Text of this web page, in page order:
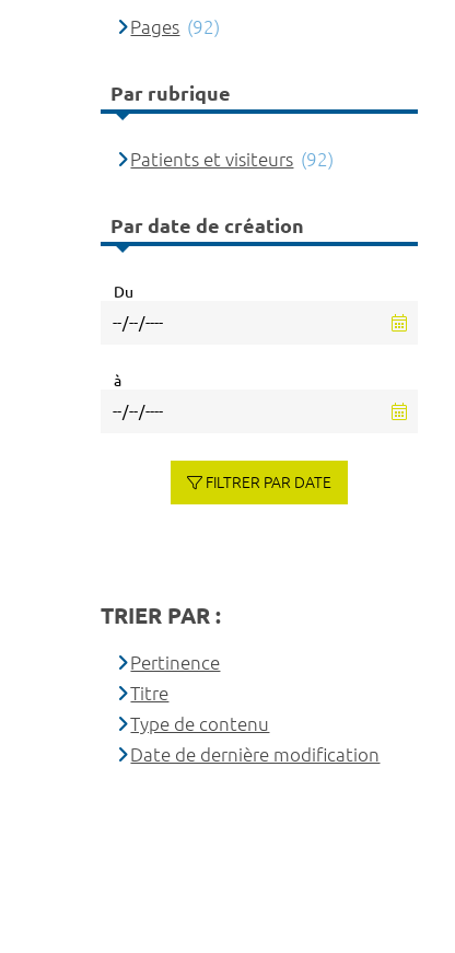
Pages (92)
Par rubrique
Patients et visiteurs (92)
Par date de création
Du
à
FILTRER PAR DATE
TRIER PAR :
Pertinence
Titre
Type de contenu
Date de dernière modification